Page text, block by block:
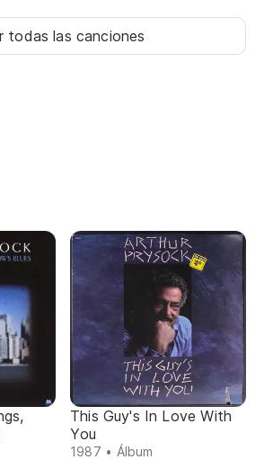
todas las canciones
This Guy's In Love With
You
1987 • Álbum